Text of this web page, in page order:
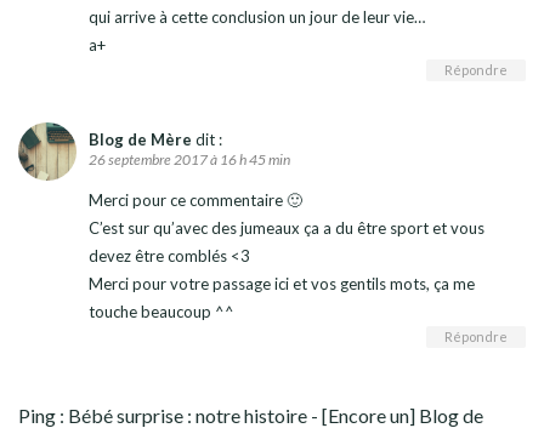
qui arrive à cette conclusion un jour de leur vie…
a+
Répondre
Blog de Mère dit :
26 septembre 2017 à 16 h 45 min
Merci pour ce commentaire 🙂
C’est sur qu’avec des jumeaux ça a du être sport et vous
devez être comblés <3
Merci pour votre passage ici et vos gentils mots, ça me
touche beaucoup ^^
Répondre
Ping : Bébé surprise : notre histoire - [Encore un] Blog de